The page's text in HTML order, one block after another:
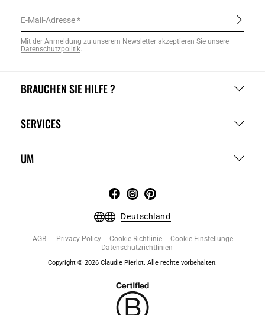
BRAUCHEN SIE HILFE ?
SERVICES
UM
E-Mail-Adresse
Mit der Anmeldung zu unserem Newsletter akzeptieren Sie unsere
Datenschutzpolitik.
Deutschland
AGB Privacy Policy Cookie-Richtlinie
Cookie-Einstellunge
Datenschutzrichtlinien
Copyright © 2026 Claudie Pierlot. Alle rechte vorbehalten.